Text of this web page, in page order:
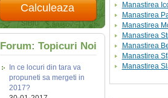
Calculeaza
Forum: Topicuri Noi
In ce locuri din tara va
propuneti sa mergeti in
2017?
Manastirea
Manastirea
Manastirea
Manastirea
Manastirea
Manastirea
Manastirea